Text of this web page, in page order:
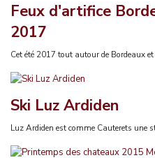
Feux d'artifice
2017
Cet été 2017 tout autour de Bordeaux et
Ski Luz Ardiden
Luz Ardiden est comme Cauterets une